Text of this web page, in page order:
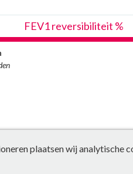
FEV1 reversibiliteit %
plaatsen wij analytische